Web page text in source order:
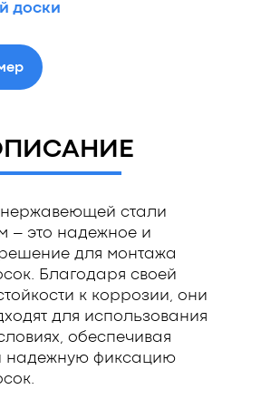
доски
стали
– это надежное и
для монтажа
Благодаря своей
к коррозии, они
для использования
обеспечивая
надежную фиксацию